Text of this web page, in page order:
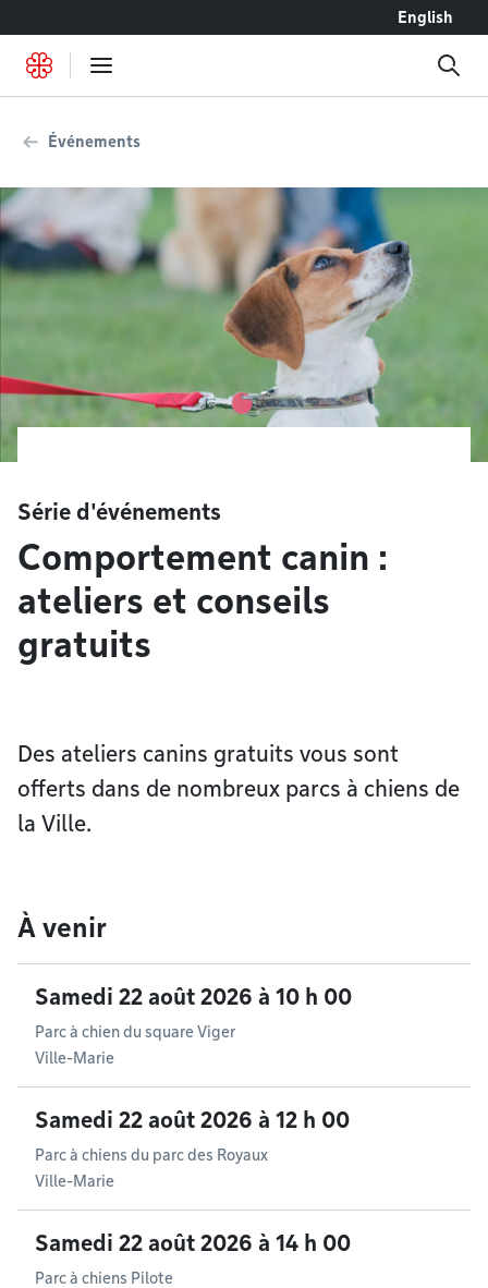
English
Événements
Série d'événements
Comportement canin :
ateliers et conseils
gratuits
Des ateliers canins gratuits vous sont
offerts dans de nombreux parcs à chiens de
la Ville.
À venir
Samedi 22 août 2026 à 10 h 00
Parc à chien du square Viger
Ville-Marie
Samedi 22 août 2026 à 12 h 00
Parc à chiens du parc des Royaux
Ville-Marie
Samedi 22 août 2026 à 14 h 00
Parc à chiens Pilote